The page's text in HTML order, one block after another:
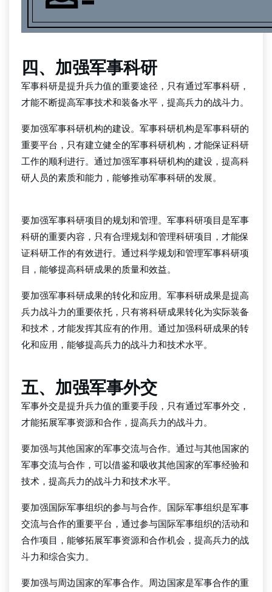
四、加强军事科研
军事科研是提升兵力值的重要途径，只有通过军事科研，
才能不断提高军事技术和装备水平，提高兵力的战斗力。
要加强军事科研机构的建设。军事科研机构是军事科研的
重要平台，只有建立健全的军事科研机构，才能保证科研
工作的顺利进行。通过加强军事科研机构的建设，提高科
研人员的素质和能力，能够推动军事科研的发展。
要加强军事科研项目的规划和管理。军事科研项目是军事
科研的重要内容，只有合理规划和管理科研项目，才能保
证科研工作的有效进行。通过科学规划和管理军事科研项
目，能够提高科研成果的质量和效益。
要加强军事科研成果的转化和应用。军事科研成果是提高
兵力战斗力的重要依托，只有将科研成果转化为实际装备
和技术，才能发挥其应有的作用。通过加强科研成果的转
化和应用，能够提高兵力的战斗力和技术水平。
五、加强军事外交
军事外交是提升兵力值的重要手段，只有通过军事外交，
才能拓展军事资源和合作，提高兵力的战斗力。
要加强与其他国家的军事交流与合作。通过与其他国家的
军事交流与合作，可以借鉴和吸收其他国家的军事经验和
技术，提高兵力的战斗力和技术水平。
要加强国际军事组织的参与与合作。国际军事组织是军事
交流与合作的重要平台，通过参与国际军事组织的活动和
合作项目，能够拓展军事资源和合作机会，提高兵力的战
斗力和综合实力。
要加强与周边国家的军事合作。周边国家是军事合作的重